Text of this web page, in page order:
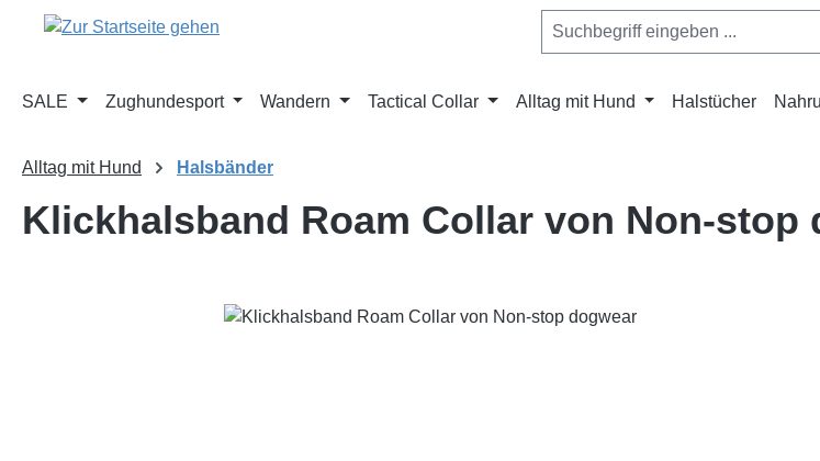
Hauptinhalt springen
Zur Suche springen
Zur Hauptnavigation springen
SALE Zughundesport Wandern Tactical Collar Alltag mit Hund Halstücher
Alltag mit Hund Halsbänder
Klickhalsband Roam Collar von Non-stop
Bildergalerie überspringen